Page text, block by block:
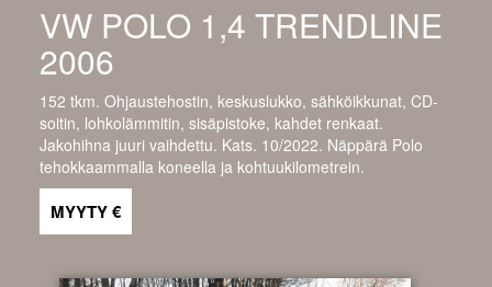
VW POLO 1,4 TRENDLINE
2006
152 tkm. Ohjaustehostin, keskuslukko, sähköikkunat, CD-
soitin, lohkolämmitin, sisäpistoke, kahdet renkaat.
Jakohihna juuri vaihdettu. Kats. 10/2022. Näppärä Polo
tehokkaammalla koneella ja kohtuukilometrein.
MYYTY €